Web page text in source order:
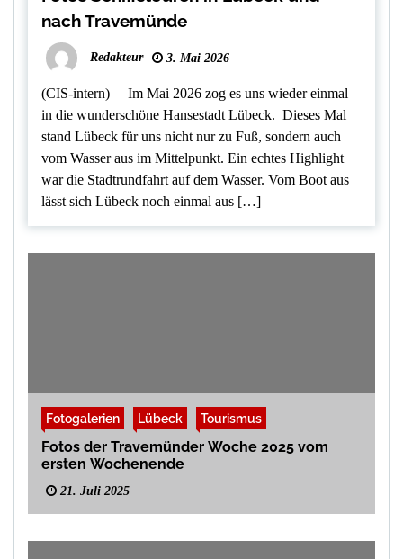
nach Travemünde
Redakteur 3. Mai 2026
(CIS-intern) – Im Mai 2026 zog es uns wieder einmal
in die wunderschöne Hansestadt Lübeck. Dieses Mal
stand Lübeck für uns nicht nur zu Fuß, sondern auch
vom Wasser aus im Mittelpunkt. Ein echtes Highlight
war die Stadtrundfahrt auf dem Wasser. Vom Boot aus
lässt sich Lübeck noch einmal aus […]
Fotogalerien Lübeck Tourismus
Fotos der Travemünder Woche 2025 vom
ersten Wochenende
21. Juli 2025